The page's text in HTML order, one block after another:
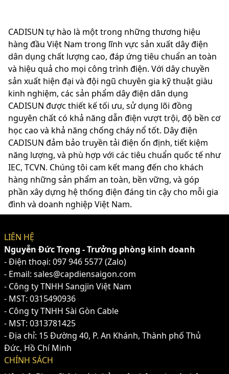
CADISUN tự hào là một trong những thương hiệu
hàng đầu Việt Nam trong lĩnh vực sản xuất dây điện
dân dụng chất lượng cao, đáp ứng tiêu chuẩn an toàn
và hiệu quả cho mọi công trình điện. Với dây chuyền
sản xuất hiện đại và đội ngũ chuyên gia kỹ thuật giàu
kinh nghiệm, các sản phẩm dây điện dân dụng
CADISUN được thiết kế tối ưu, sử dụng lõi đồng
nguyên chất có khả năng dẫn điện vượt trội, độ bền cơ
học cao và khả năng chống cháy nổ tốt. Dây điện
CADISUN đảm bảo truyền tải điện ổn định, tiết kiệm
năng lượng, và phù hợp với các tiêu chuẩn quốc tế như
IEC, TCVN. Chúng tôi cam kết mang đến cho khách
hàng những sản phẩm an toàn, bền vững, và góp
phần xây dựng hệ thống điện đáng tin cậy cho mỗi gia
đình và doanh nghiệp Việt Nam.
LIÊN HỆ
Nguyễn Đức Trọng - Trưởng phòng kinh doanh
- Điện thoại: 097 946 5577(Zalo)
- Email: sales@capdiensaigon.com
- Công ty TNHH Sangjin Việt Nam
- MST: 0315490936
- Công ty TNHH Sài Gòn Cable
- MST: 0313781425
- Địa chỉ: 15 Đường 40, P. An Khánh, Thành phố Thủ
Đức, Hồ Chí Minh
CHÍNH SÁCH